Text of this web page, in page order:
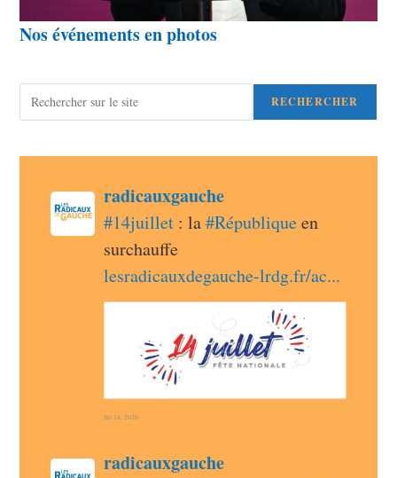
Nos événements en photos
RECHERCHER
radicauxgauche avatar
radicauxgauchepost
#14juillet : la #République en
surchauffe
lesradicauxdegauche-lrdg.fr/ac
Jul 14, 2026
radicauxgauche avatar
radicauxgauchepost